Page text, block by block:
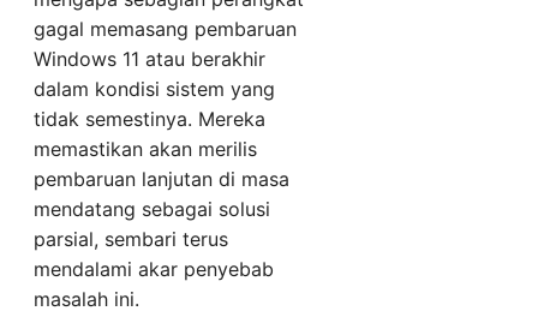
gagal memasang pembaruan
Windows 11 atau berakhir
dalam kondisi sistem yang
tidak semestinya. Mereka
memastikan akan merilis
pembaruan lanjutan di masa
mendatang sebagai solusi
parsial, sembari terus
mendalami akar penyebab
masalah ini.